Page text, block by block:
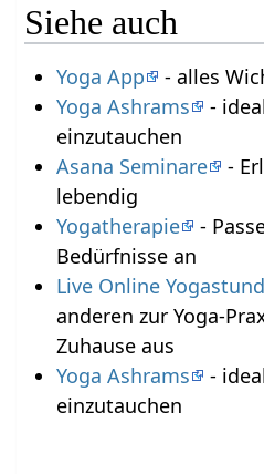
Siehe auch
Yoga App
- alles
Yoga Ashrams
-
einzutauchen
Asana Seminare
-
lebendig
Yogatherapie
-
Bedürfnisse an
Live Online
anderen zur Yoga-
Zuhause aus
Yoga Ashrams
-
einzutauchen